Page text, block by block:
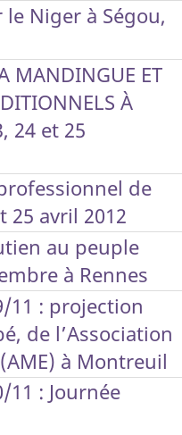
Niger à Ségou,
MANDINGUE ET
À
24 et 25
de
25 avril 2012
au peuple
à Rennes
11 : projection
de l’Association
à Montreuil
11 : Journée